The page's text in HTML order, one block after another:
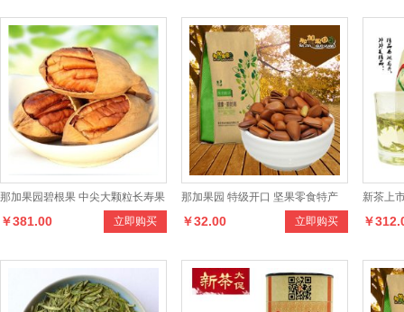
那加果园碧根果 中尖大颗粒长寿果
10斤/箱 立即购买
￥381.00
那加果园 特级开口 坚果零食特产
野生东北红松子 立即购买
￥32.00
新茶上
克传统
￥